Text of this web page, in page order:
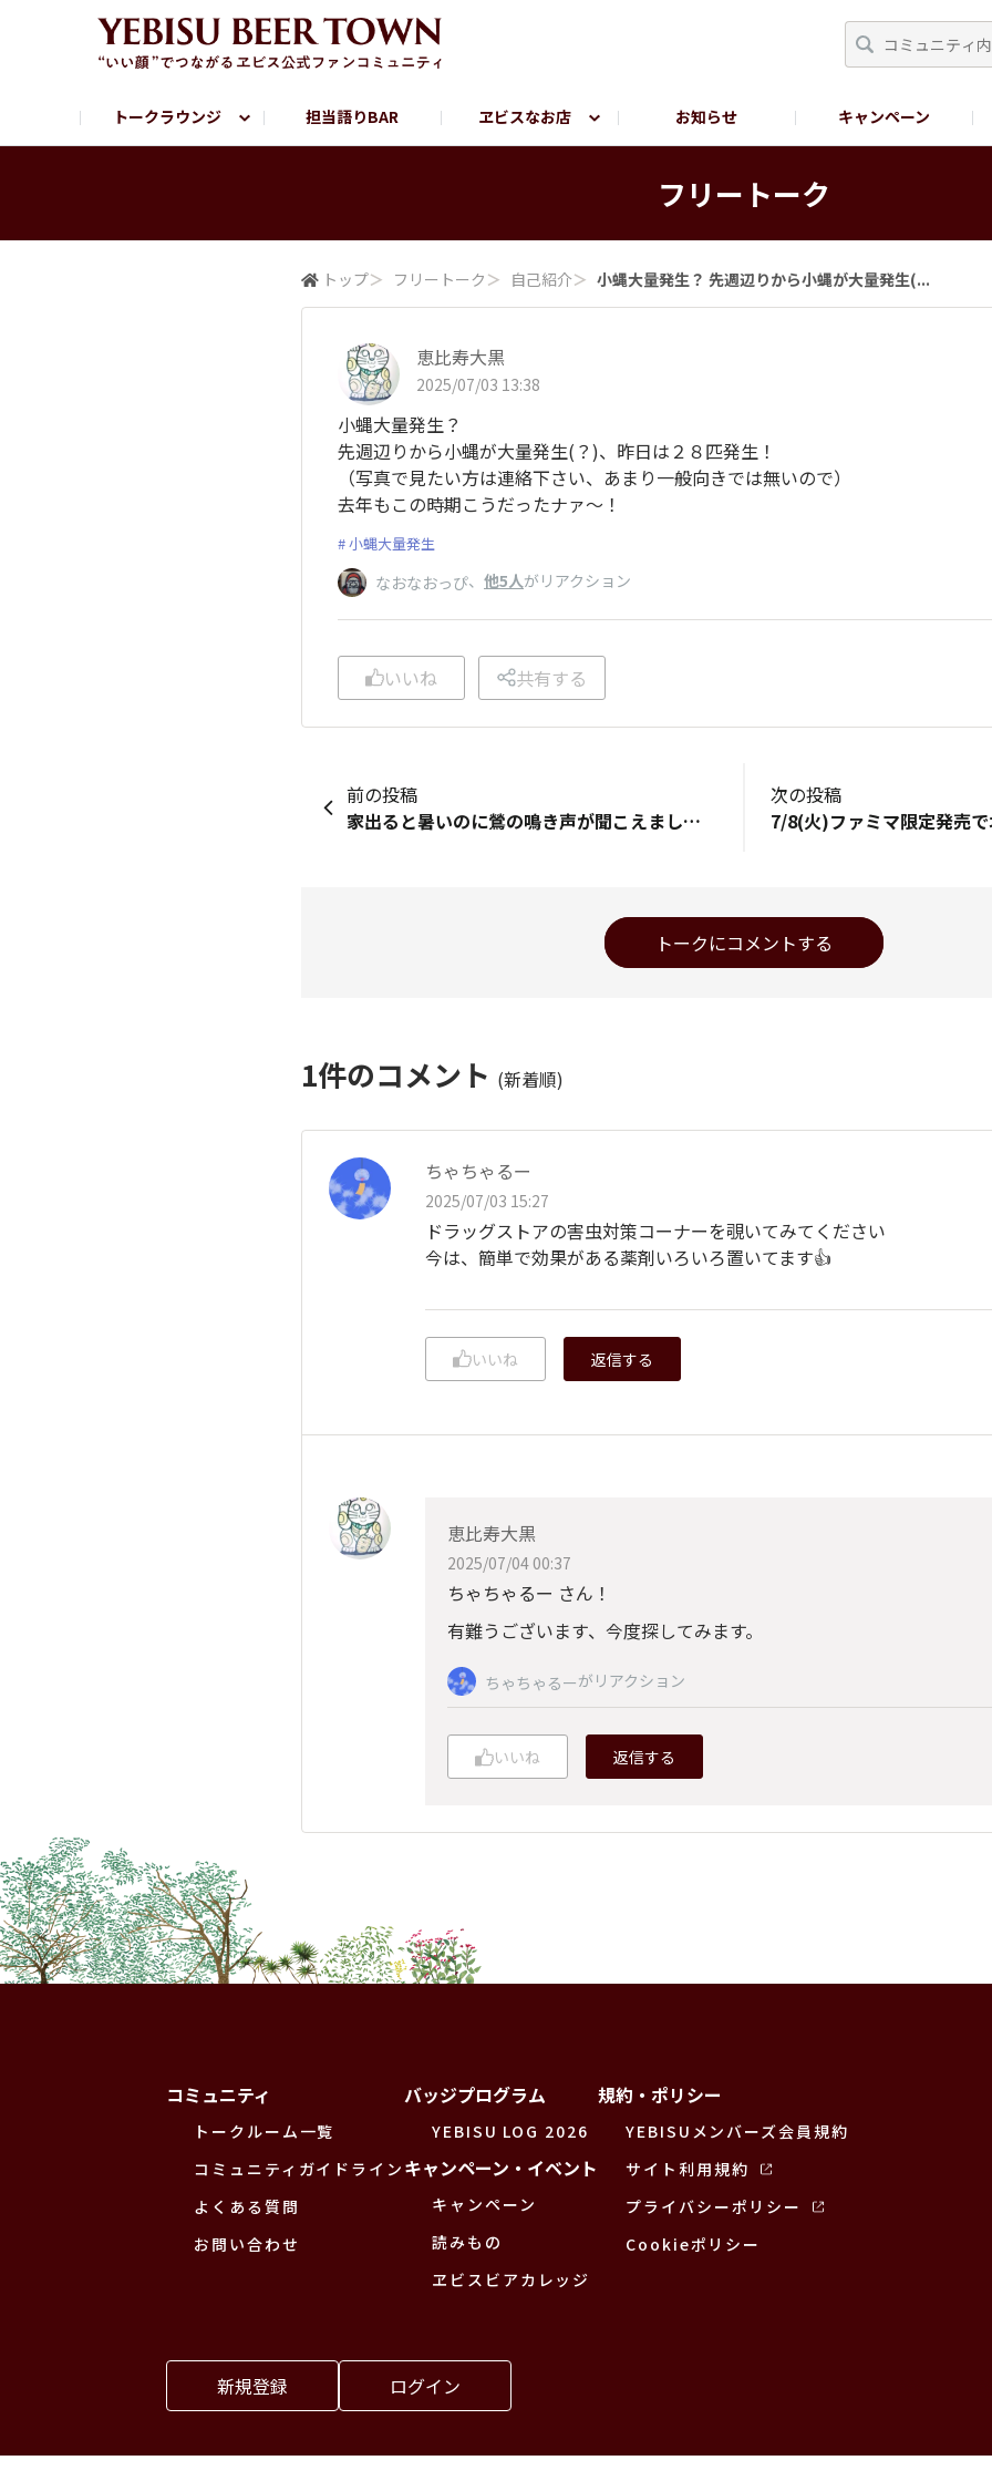
トークラウンジ 担当語りBAR ヱビスなお店 お知らせ キャンペーン
サッポロビール公式Instagram
フリートーク
トップ＞ フリートーク ＞ 自己紹介＞ 小蝿大量発生？ 先週辺りから小蝿が大量発生(...
恵比寿大黒
2025/07/03 13:38
小蝿大量発生？
先週辺りから小蝿が大量発生(？)、昨日は２８匹発生！
（写真で見たい方は連絡下さい、あまり一般向きでは無いので）
去年もこの時期こうだったナァ～！
小蝿大量発生
なおなおっぴ、 他5人がリアクション
いいね 共有する
前の投稿
家出ると暑いのに鶯の鳴き声が聞こえました。
次の投稿
トークにコメントする
1件のコメント (新着順)
ちゃちゃるー
2025/07/03 15:27
ドラッグストアの害虫対策コーナーを覗いてみてください
今は、簡単で効果がある薬剤いろいろ置いてます👍
いいね 返信する
恵比寿大黒
2025/07/04 00:37
ちゃちゃるー さん！
有難うございます、今度探してみます。
ちゃちゃるーがリアクション
いいね 返信する
コミュニティ
トークルーム一覧
コミュニティガイドライン
よくある質問
お問い合わせ
バッジプログラム
YEBISU LOG 2026
キャンペーン・イベント
キャンペーン
読みもの
ヱビスビアカレッジ
規約・ポリシー
YEBISUメンバーズ会員規約
サイト利用規約
プライバシーポリシー
Cookieポリシー
新規登録 ログイン